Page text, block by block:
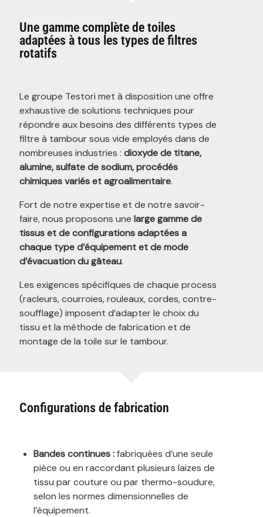
Une gamme complète de toiles
adaptées à tous les types de filtres
rotatifs
Le groupe Testori met à disposition une offre
exhaustive de solutions techniques pour
répondre aux besoins des différents types de
filtre à tambour sous vide employés dans de
nombreuses industries : dioxyde de titane,
alumine, sulfate de sodium, procédés
chimiques variés et agroalimentaire.
Fort de notre expertise et de notre savoir-
faire, nous proposons une large gamme de
tissus et de configurations adaptées a
chaque type d’équipement et de mode
d’évacuation du gâteau.
Les exigences spécifiques de chaque process
(racleurs, courroies, rouleaux, cordes, contre-
soufflage) imposent d’adapter le choix du
tissu et la méthode de fabrication et de
montage de la toile sur le tambour.
Configurations de fabrication
Bandes continues :fabriquées d’une seule
pièce ou en raccordant plusieurs laizes de
tissu par couture ou par thermo-soudure,
selon les normes dimensionnelles de
l’équipement.